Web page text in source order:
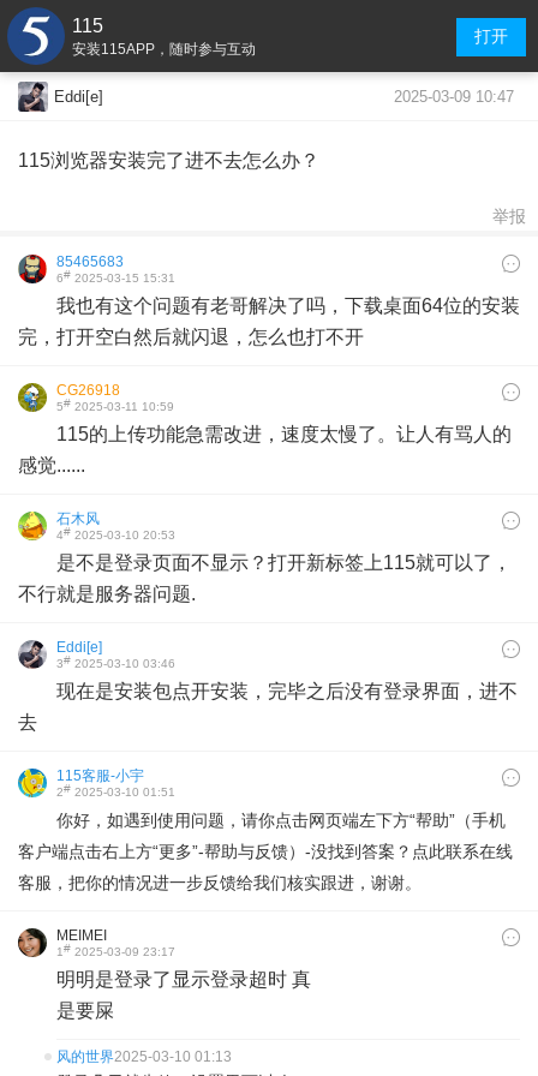
115
安装115APP，随时参与互动
打开
Eddi[e] 2025-03-09 10:47
115浏览器安装完了进不去怎么办？
举报
85465683
6# 2025-03-15 15:31
我也有这个问题有老哥解决了吗，下载桌面64位的安装
完，打开空白然后就闪退，怎么也打不开
CG26918
5# 2025-03-11 10:59
115的上传功能急需改进，速度太慢了。让人有骂人的
感觉......
石木风
4# 2025-03-10 20:53
是不是登录页面不显示？打开新标签上115就可以了，
不行就是服务器问题.
Eddi[e]
3# 2025-03-10 03:46
现在是安装包点开安装，完毕之后没有登录界面，进不
去
115客服-小宇
2# 2025-03-10 01:51
你好，如遇到使用问题，请你点击网页端左下方“帮助”（手机
客户端点击右上方“更多”-帮助与反馈）-没找到答案？点此联系在线
客服，把你的情况进一步反馈给我们核实跟进，谢谢。
MEIMEI
1# 2025-03-09 23:17
明明是登录了显示登录超时 真
是要屎
风的世界2025-03-10 01:13